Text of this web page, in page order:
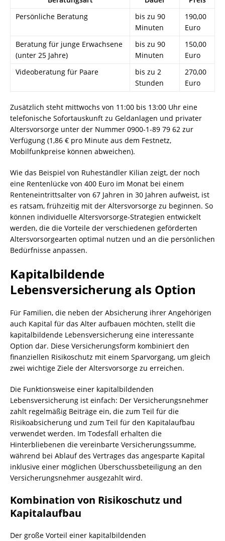
Persönliche Beratung
bis zu 90
Minuten
190,00
Euro
Beratung für junge Erwachsene
(unter 25 Jahre)
bis zu 90
Minuten
150,00
Euro
Videoberatung für Paare
bis zu 2
Stunden
270,00
Euro
Zusätzlich steht mittwochs von 11:00 bis 13:00 Uhr eine
telefonische Sofortauskunft zu Geldanlagen und privater
Altersvorsorge unter der Nummer 0900-1-89 79 62 zur
Verfügung (1,86 € pro Minute aus dem Festnetz,
Mobilfunkpreise können abweichen).
Wie das Beispiel von Ruheständler Kilian zeigt, der noch
eine Rentenlücke von 400 Euro im Monat bei einem
Renteneintrittsalter von 67 Jahren in 30 Jahren aufweist, ist
es ratsam, frühzeitig mit der Altersvorsorge zu beginnen. So
können individuelle Altersvorsorge-Strategien entwickelt
werden, die die Vorteile der verschiedenen geförderten
Altersvorsorgearten optimal nutzen und an die persönlichen
Bedürfnisse anpassen.
Kapitalbildende
Lebensversicherung als Option
Für Familien, die neben der Absicherung ihrer Angehörigen
auch Kapital für das Alter aufbauen möchten, stellt die
kapitalbildende Lebensversicherung eine interessante
Option dar. Diese Versicherungsform kombiniert den
finanziellen Risikoschutz mit einem Sparvorgang, um gleich
zwei wichtige Ziele der Altersvorsorge zu erreichen.
Die Funktionsweise einer kapitalbildenden
Lebensversicherung ist einfach: Der Versicherungsnehmer
zahlt regelmäßig Beiträge ein, die zum Teil für die
Risikoabsicherung und zum Teil für den Kapitalaufbau
verwendet werden. Im Todesfall erhalten die
Hinterbliebenen die vereinbarte Versicherungssumme,
während bei Ablauf des Vertrages das angesparte Kapital
inklusive einer möglichen Überschussbeteiligung an den
Versicherungsnehmer ausgezahlt wird.
Kombination von Risikoschutz und
Kapitalaufbau
Der große Vorteil einer kapitalbildenden